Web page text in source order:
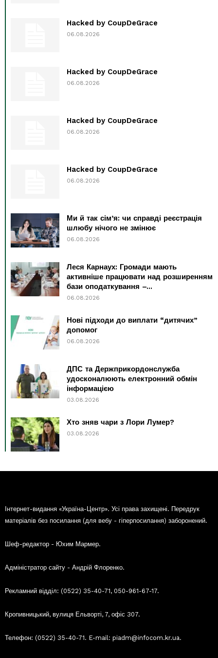
Hacked by CoupDeGrace
06.08.2026
Hacked by CoupDeGrace
06.08.2026
Hacked by CoupDeGrace
06.08.2026
Hacked by CoupDeGrace
06.08.2026
Ми й так сім’я: чи справді реєстрація
шлюбу нічого не змінює
06.08.2026
Леся Карнаух: Громади мають
активніше працювати над розширенням
бази оподаткування –...
06.08.2026
Нові підходи до виплати “дитячих”
допомог
06.08.2026
ДПС та Держприкордонслужба
удосконалюють електронний обмін
інформацією
03.08.2026
Хто зняв чари з Лори Лумер?
03.08.2026
Інтернет-видання «Україна-Центр». Усі права захищені. Передрук
матеріалів без посилання (для вебу - гіперпосилання) заборонений.
Шеф-редактор - Юхим Мармер.
Адміністратор сайту - Андрій Флоренко.
Рекламний відділ: (0522) 35-40-71, 050-961-67-17.
Кропивницький, вулиця Ельворті, 7, офіс 307.
Телефон: (0522) 35-40-71. E-mail: piadm@infocom.kr.ua.